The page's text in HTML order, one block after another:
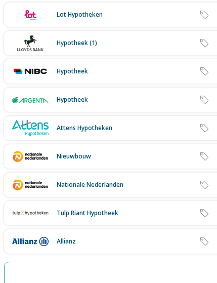
Lot Hypotheken
Hypotheek (1)
Hypotheek
Hypotheek
Attens Hypotheken
Nieuwbouw
Nationale Nederlanden
Tulp Riant Hypotheek
Allianz